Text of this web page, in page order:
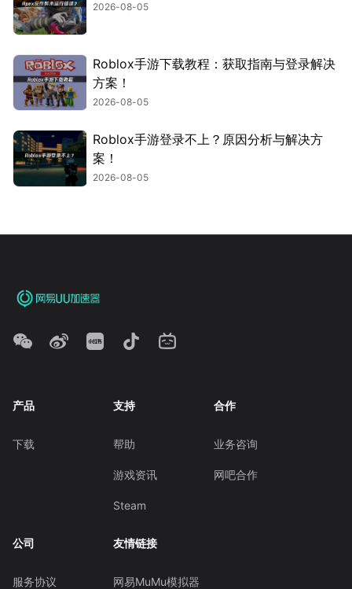
2026-08-05
Roblox手游下载教程：获取指南与登录解决
方案！
2026-08-05
Roblox手游登录不上？原因分析与解决方
案！
2026-08-05
产品
下载
支持
帮助
游戏资讯
Steam
合作
业务咨询
网吧合作
公司
服务协议
友情链接
网易MuMu模拟器